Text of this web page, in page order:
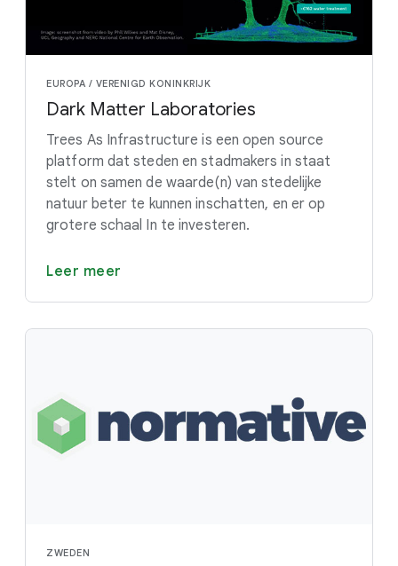
EUROPA / VERENIGD KONINKRIJK
Dark Matter Laboratories
Trees As Infrastructure is een open source
platform dat steden en stadmakers in staat
stelt on samen de waarde(n) van stedelijke
natuur beter te kunnen inschatten, en er op
grotere schaal In te investeren.
Leer meer
ZWEDEN